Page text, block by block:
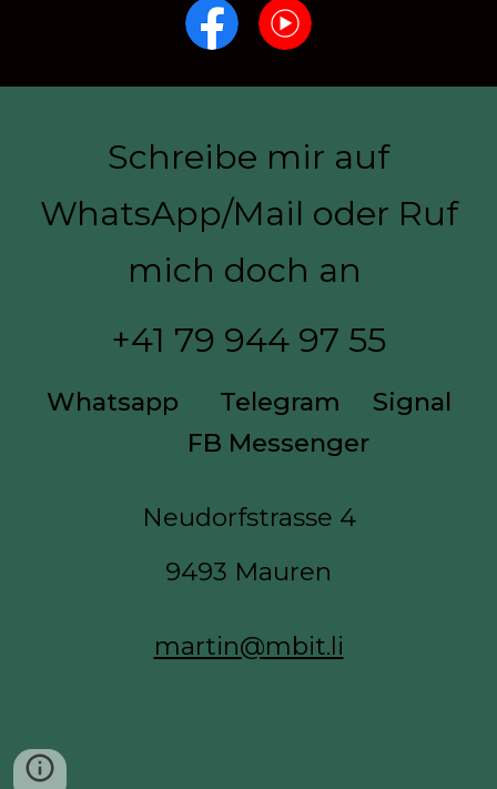
Schreibe mir auf
WhatsApp/Mail oder Ruf
mich doch an
+41 79 944 97 55
Whatsapp Telegram
Signal
FB Messenger
Neudorfstrasse 4
9493 Mauren
martin@mbit.li